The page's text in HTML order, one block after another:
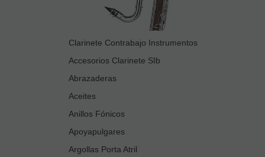
Clarinete Contrabajo Instrumentos
Accesorios Clarinete SIb
Abrazaderas
Aceites
Anillos Fónicos
Apoyapulgares
Argollas Porta Atril